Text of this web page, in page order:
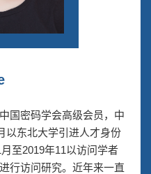
国密码学会高级会员，中
以东北大学引进人才身份
至2019年11以访问学者
行访问研究。近年来一直